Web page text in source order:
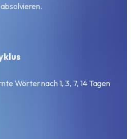
Wörter nach 1, 3, 7, 14 Tagen